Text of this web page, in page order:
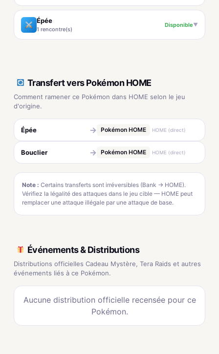
Épée
1 rencontre(s)
Disponible▼
Transfert vers Pokémon HOME
Comment ramener ce Pokémon dans HOME selon le jeu
d'origine.
Épée → Pokémon HOME HOME (direct)
Bouclier → Pokémon HOME HOME (direct)
Note : Certains transferts sont irréversibles (Bank → HOME).
Vérifiez la légalité des attaques dans le jeu cible — HOME peut
remplacer une attaque illégale par une attaque de base.
Événements & Distributions
Distributions officielles Cadeau Mystère, Tera Raids et autres
événements liés à ce Pokémon.
Aucune distribution officielle recensée pour ce
Pokémon.